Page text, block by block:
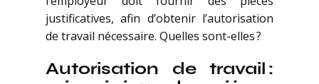
justificatives, afin d’obtenir l’autorisation
de travail nécessaire. Quelles sont-elles ?
Autorisation de travail :